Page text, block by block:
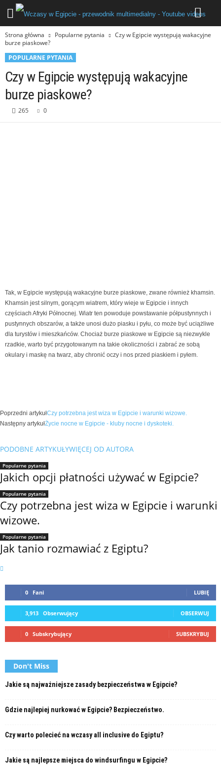
Strona główna Popularne pytania
Czy w Egipcie występują wakacyjne
burze piaskowe?
POPULARNE PYTANIA
Czy w Egipcie występują wakacyjne
burze piaskowe?
265 0
Tak, w Egipcie występują wakacyjne burze piaskowe, zwane również khamsin.
Khamsin jest silnym, gorącym wiatrem, który wieje w Egipcie i innych
częściach Afryki Północnej. Wiatr ten powoduje powstawanie półpustynnych i
pustynnych obszarów, a także unosi dużo piasku i pyłu, co może być uciążliwe
dla turystów i mieszkańców. Chociaż burze piaskowe w Egipcie są niezwykle
rzadkie, warto być przygotowanym na takie okoliczności i zabrać ze sobą
okulary i maskę na twarz, aby chronić oczy i nos przed piaskiem i pyłem.
Poprzedni artykułCzy potrzebna jest wiza w Egipcie i warunki wizowe.
Następny artykułŻycie nocne w Egipcie - kluby nocne i dyskoteki.
PODOBNE ARTYKUŁYWIĘCEJ OD AUTORA
Popularne pytania
Jakich opcji płatności używać w Egipcie?
Popularne pytania
Czy potrzebna jest wiza w Egipcie i warunki
wizowe.
Popularne pytania
Jak tanio rozmawiać z Egiptu?
0 Fani LUBIĘ
3,913 Obserwujący OBSERWUJ
0 Subskrybujący SUBSKRYBUJ
Don't Miss
Jakie są najważniejsze zasady bezpieczeństwa w Egipcie?
Gdzie najlepiej nurkować w Egipcie? Bezpieczeństwo.
Czy warto polecieć na wczasy all inclusive do Egiptu?
Jakie są najlepsze miejsca do windsurfingu w Egipcie?